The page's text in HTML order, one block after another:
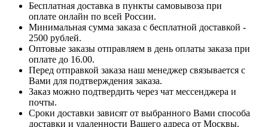
Бесплатная доставка в пункты самовывоза при
оплате онлайн по всей России.
Минимальная сумма заказа с бесплатной доставкой -
2500 рублей.
Оптовые заказы отправляем в день оплаты заказа при
оплате до 16.00.
Перед отправкой заказа наш менеджер связывается с
Вами для подтверждения заказа.
Заказ можно подтвердить через чат мессенджера и
почты.
Сроки доставки зависят от выбранного Вами способа
доставки и удаленности Вашего адреса от Москвы.